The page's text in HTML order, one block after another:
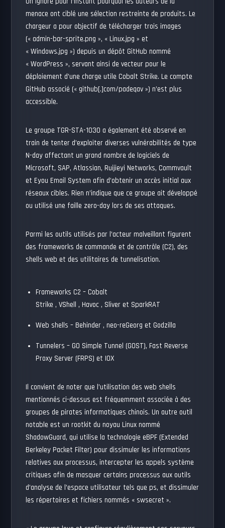
menace ont ciblé une sélection restreinte de produits. Le
chargeur a pour objectif de télécharger trois images
(« admin-bar-sprite.png », « Linux.jpg » et
« Windows.jpg ») depuis un dépôt GitHub nommé
« WordPress », servant ainsi de vecteur pour le
déploiement d’une charge utile Cobalt Strike. Le compte
GitHub associé (« github[.]com/padeqav ») n’est plus
accessible.
Le groupe TGR-STA-1030 a également été observé en
train de tenter d’exploiter diverses vulnérabilités de type
N-day affectant un grand nombre de logiciels de
Microsoft, SAP, Atlassian, Ruijieyi Networks, Commvault
et Eyou Email System afin d’obtenir un accès initial aux
réseaux cibles. Rien n’indique que ce groupe ait développé
ou utilisé une faille zero-day lors de ses attaques.
Parmi les outils utilisés par l’acteur malveillant figurent
des frameworks de commande et de contrôle (C2), des
shells web et des utilitaires de tunnelisation.
Frameworks C2 –Cobalt
Strike ,VShell ,Havoc , Sliver et SparkRAT
Web shells –Behinder ,neo-reGeorg etGodzilla
Tunnelers – GO Simple Tunnel (GOST), Fast Reverse
Proxy Server (FRPS) et IOX
Il convient de noter que l’utilisation des web shells
mentionnés ci-dessus est fréquemment associée à des
groupes de pirates informatiques chinois. Un autre outil
notable est un rootkit du noyau Linux nommé
ShadowGuard, qui utilise la technologie eBPF (Extended
Berkeley Packet Filter) pour dissimuler les informations
relatives aux processus, intercepter les appels système
critiques afin de masquer certains processus aux outils
d’analyse de l’espace utilisateur tels que ps, et dissimuler
les répertoires et fichiers nommés « swsecret ».